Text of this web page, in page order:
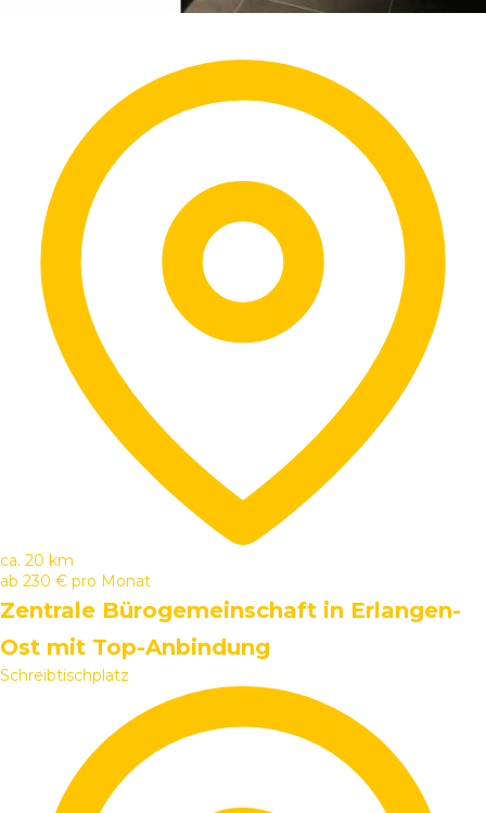
ca. 20 km
ab 230 € pro Monat
Zentrale Bürogemeinschaft in Erlangen-
Ost mit Top-Anbindung
Schreibtischplatz